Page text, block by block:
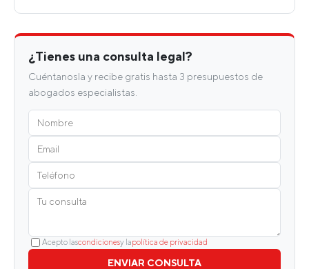
¿Tienes una consulta legal?
Cuéntanosla y recibe gratis hasta 3 presupuestos de
abogados especialistas.
Acepto lascondicionesy lapolítica de privacidad
ENVIAR CONSULTA